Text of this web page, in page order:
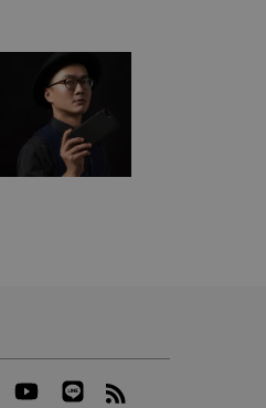
InstagramYouTube Line